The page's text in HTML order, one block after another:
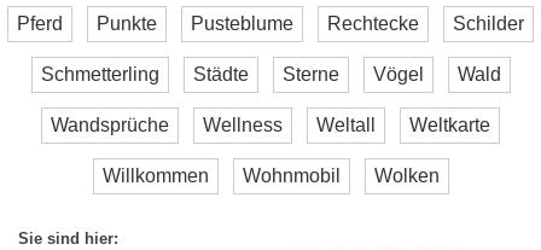
Pferd Punkte Pusteblume Rechtecke Schilder
Schmetterling Städte Sterne Vögel Wald
Wandsprüche Wellness Weltall Weltkarte
Willkommen Wohnmobil Wolken